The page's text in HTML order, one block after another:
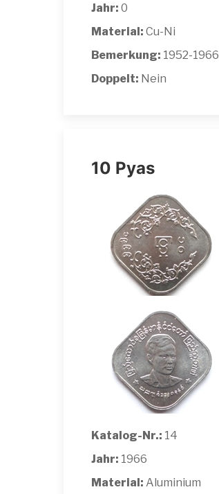
Jahr: 0
Material: Cu-Ni
Bemerkung: 1952-1966
Doppelt: Nein
10 Pyas
Katalog-Nr.: 14
Jahr: 1966
Material: Aluminium